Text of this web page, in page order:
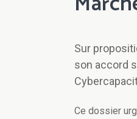
Sur
son accord
Ce dossier